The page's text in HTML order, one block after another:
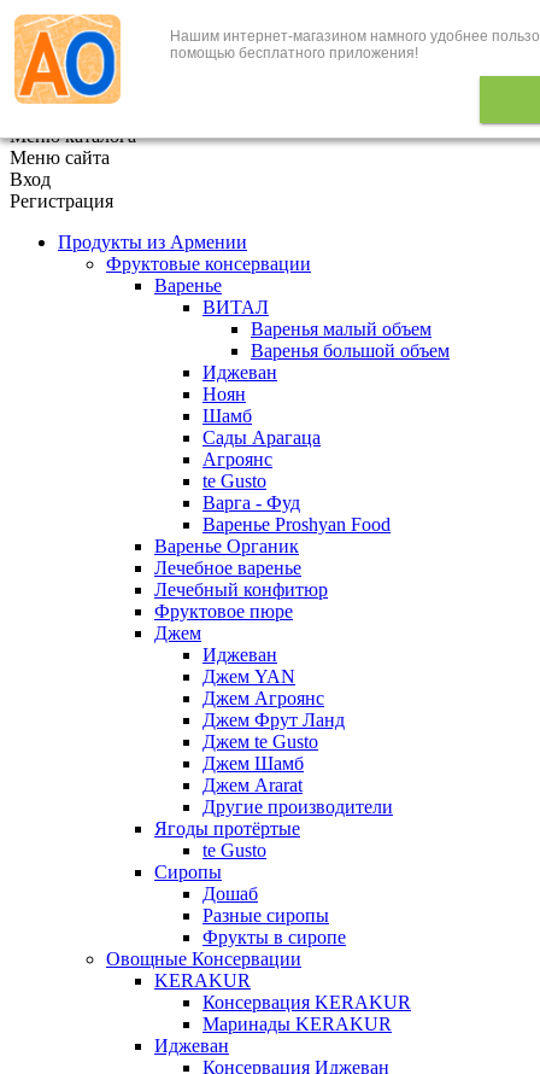
Нашим интернет-магазином намного удобнее
помощью бесплатного приложения!
+7 (495) 646-888-1
В корзине 0 товаров
Меню каталога
Меню сайта
Вход
Регистрация
Продукты из Армении
Фруктовые консервации
Варенье
ВИТАЛ
Варенья малый объем
Варенья большой объем
Иджеван
Ноян
Шамб
Сады Арагаца
Агроянс
te Gusto
Варга - Фуд
Варенье Proshyan Food
Варенье Органик
Лечебное варенье
Лечебный конфитюр
Фруктовое пюре
Джем
Иджеван
Джем YAN
Джем Агроянс
Джем Фрут Ланд
Джем te Gusto
Джем Шамб
Джем Ararat
Другие производители
Ягоды протёртые
te Gusto
Сиропы
Дошаб
Разные сиропы
Фрукты в сиропе
Овощные Консервации
KERAKUR
Консервация KERAKUR
Маринады KERAKUR
Иджеван
Консервация Иджеван